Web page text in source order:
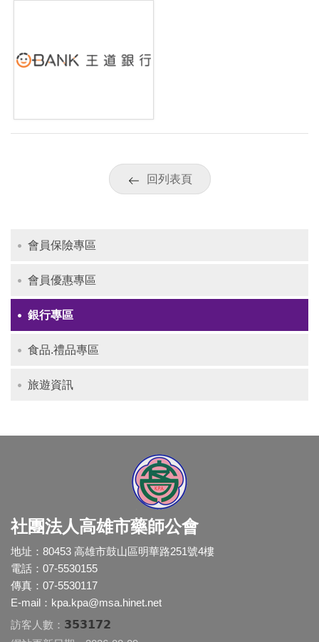
回列表頁
會員保險專區
會員優惠專區
銀行專區
食品.禮品專區
旅遊資訊
社團法人高雄市藥師公會
地址：80453 高雄市鼓山區明華路251號4樓
電話：07-5530155
傳真：07-5530117
E-mail： kpa.kpa@msa.hinet.net
訪客人數： 353172